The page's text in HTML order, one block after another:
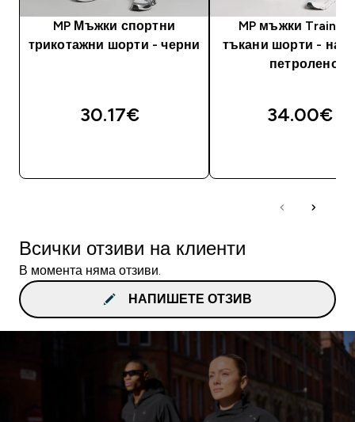
MP Мъжки спортни
трикотажни шорти - черни
30.17€‎
MP мъжки
тъкани шорти -
петролено
34.00€‎
Всички отзиви на клиенти
В момента няма отзиви.
НАПИШЕТЕ ОТЗИВ